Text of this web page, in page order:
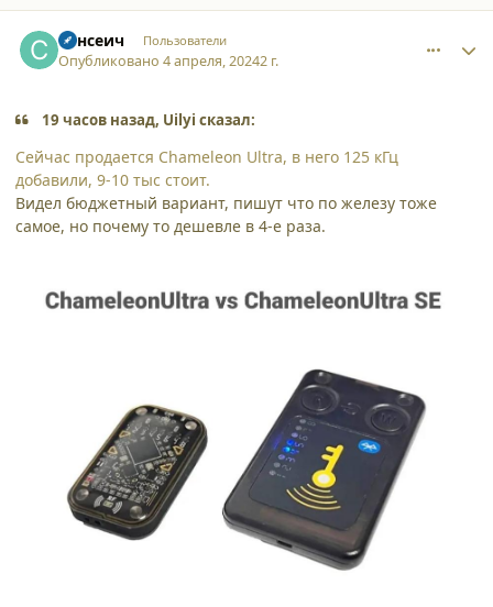
Сансеич Пользователи
Опубликовано4 апреля, 20242 г.
19 часов назад, Uilyi сказал:
Сейчас продается Chameleon Ultra, в него 125 кГц
добавили, 9-10 тыс стоит.
Видел бюджетный вариант, пишут что по железу тоже
самое, но почему то дешевле в 4-е раза.